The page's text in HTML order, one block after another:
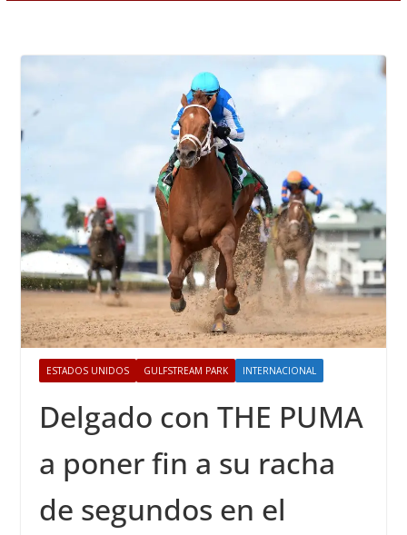
ESTADOS UNIDOS GULFSTREAM PARK INTERNACIONAL
Delgado con THE PUMA
a poner fin a su racha
de segundos en el